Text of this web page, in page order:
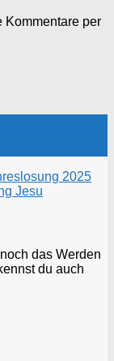
Kommentare per
2025
Jesu
das Werden
du auch